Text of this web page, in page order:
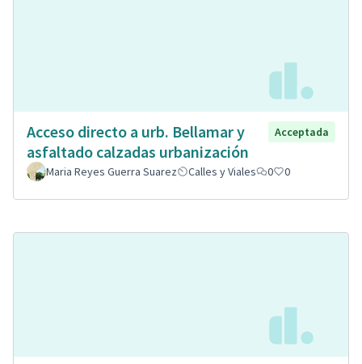
Acceso directo a urb. Bellamar y
asfaltado calzadas urbanización
Acceptada
Maria Reyes Guerra Suarez Calles y Viales 0 0